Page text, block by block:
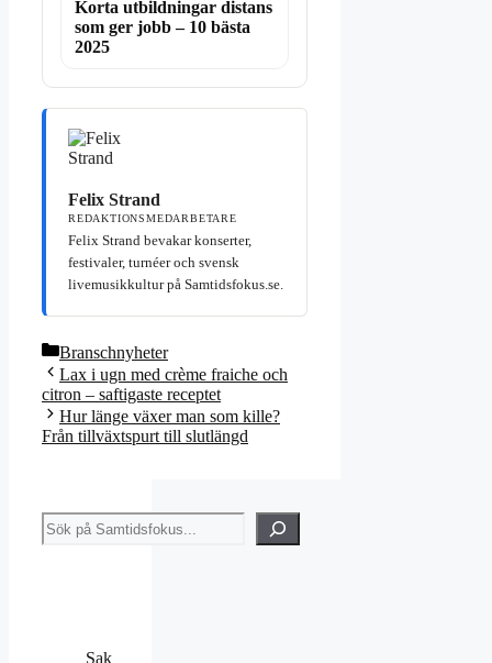
Korta utbildningar distans
som ger jobb – 10 bästa
2025
Felix Strand
REDAKTIONSMEDARBETARE
Felix Strand bevakar konserter,
festivaler, turnéer och svensk
livemusikkultur på Samtidsfokus.se.
Kategorier
Branschnyheter
Lax i ugn med crème fraiche och
citron – saftigaste receptet
Hur länge växer man som kille?
Från tillväxtspurt till slutlängd
Sök
Sak